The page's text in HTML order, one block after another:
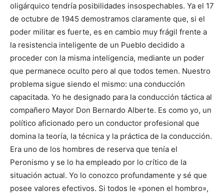
oligárquico tendría posibilidades insospechables. Ya el 17
de octubre de 1945 demostramos claramente que, si el
poder militar es fuerte, es en cambio muy frágil frente a
la resistencia inteligente de un Pueblo decidido a
proceder con la misma inteligencia, mediante un poder
que permanece oculto pero al que todos temen. Nuestro
problema sigue siendo el mismo: una conducción
capacitada. Yo he designado para la conducción táctica al
compañero Mayor Don Bernardo Alberte. Es como yo, un
político aficionado pero un conductor profesional que
domina la teoría, la técnica y la práctica de la conducción.
Era uno de los hombres de reserva que tenía el
Peronismo y se lo ha empleado por lo crítico de la
situación actual. Yo lo conozco profundamente y sé que
posee valores efectivos. Si todos le «ponen el hombro»,